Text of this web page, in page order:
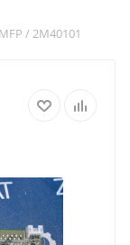
/ 2M40101